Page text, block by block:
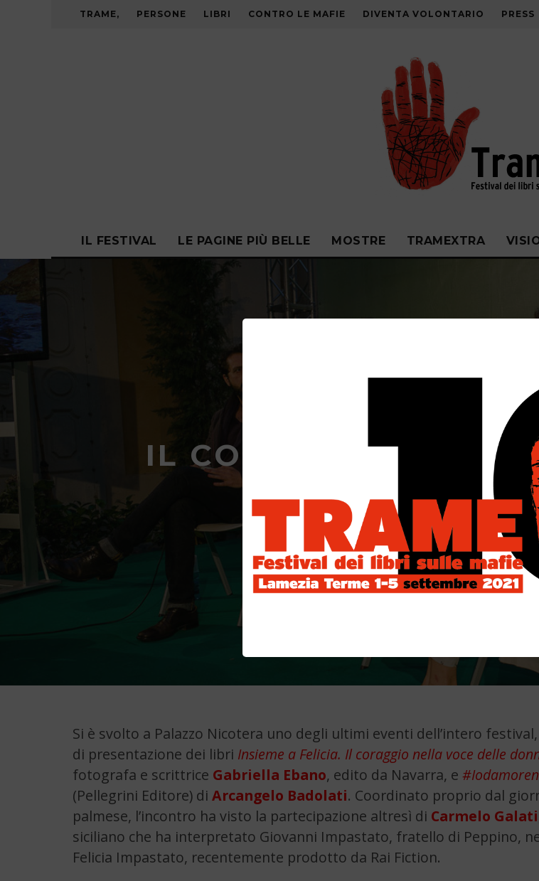
TRAME, PERSONE LIBRI CONTRO LE MAFIE DIVENTA VOLONTARIO PRESS
IL FESTIVAL LE PAGINE PIÙ BELLE MOSTRE TRAMEXTRA
IL CORAGGIO DI
19
Si è svolto a Palazzo Nicotera uno degli ultimi eventi dell’intero
di presentazione dei libri Insieme a Felicia. Il coraggio nella voce delle
fotografa e scrittrice Gabriella Ebano, edito da Navarra, e
(Pellegrini Editore) di Arcangelo Badolati. Coordinato proprio dal
palmese, l’incontro ha visto la partecipazione altresì di Carmelo Galati
siciliano che ha interpretato Giovanni Impastato, fratello di Peppino,
Felicia Impastato, recentemente prodotto da Rai Fiction.